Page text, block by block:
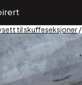
til skuffeseksjoner/